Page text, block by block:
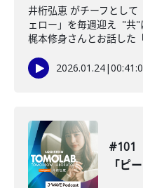
井桁弘恵 がチーフとし
ェロー」を毎週迎え "共
梶本修身さんとお話した
2026.01.24|
#101
「ピ